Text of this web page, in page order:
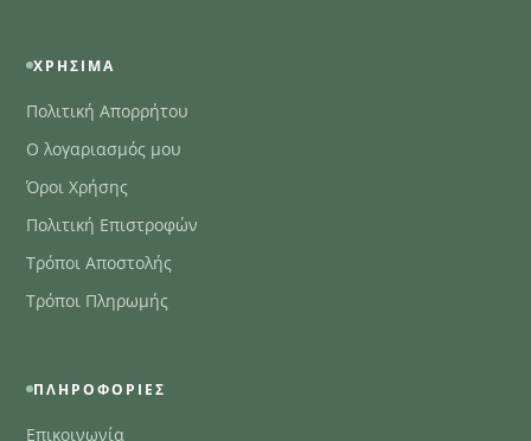
ΧΡΉΣΙΜΑ
Πολιτική Απορρήτου
Ο λογαριασμός μου
Όροι Χρήσης
Πολιτική Επιστροφών
Τρόποι Αποστολής
Τρόποι Πληρωμής
ΠΛΗΡΟΦΟΡΊΕΣ
Επικοινωνία